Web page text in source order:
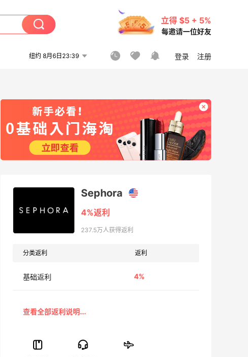
立得 $5 + 5%
每邀请一位好友
纽约 8月6日23:39 登录 注册
Sephora
4%返利
237.5万人获得返利
分类返利 返利
基础返利 4%